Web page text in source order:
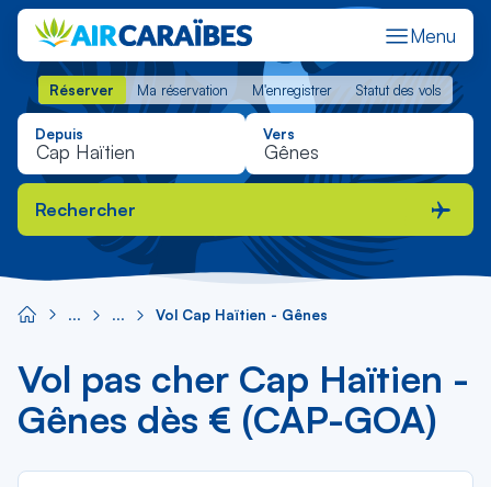
Menu
Réserver Ma réservation M'enregistrer Statut des vols
Réserver Ma réservation M'enregistrer Statut des vols
Depuis Vers
Rechercher
Vol Cap Haïtien - Gênes
Vol pas cher Cap Haïtien -
Gênes dès € (CAP-GOA)